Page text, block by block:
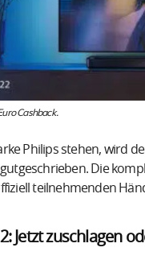
Cashback.
Philips stehen, wird
Die
teilnehmenden
Jetzt zuschlagen